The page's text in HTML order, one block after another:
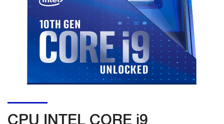
CPU INTEL CORE i9